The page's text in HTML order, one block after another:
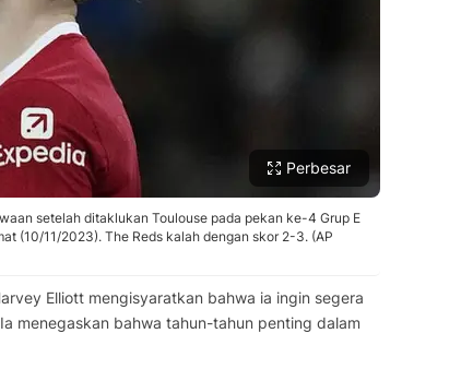
Perbesar
setelah ditaklukan Toulouse pada pekan ke-4 Grup E
(10/11/2023). The Reds kalah dengan skor 2-3. (AP
Elliott mengisyaratkan bahwa ia ingin segera
menegaskan bahwa tahun-tahun penting dalam